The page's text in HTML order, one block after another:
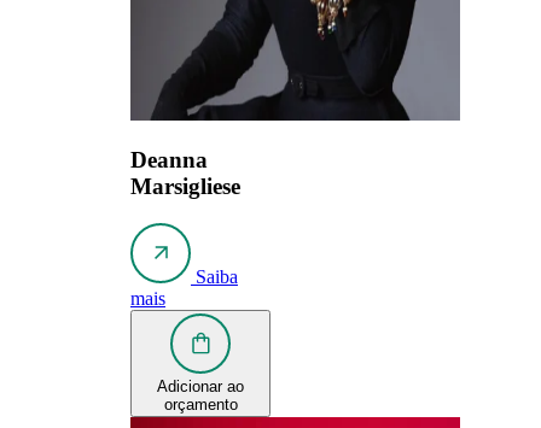
Deanna
Marsigliese
Saiba
mais
Adicionar ao
orçamento